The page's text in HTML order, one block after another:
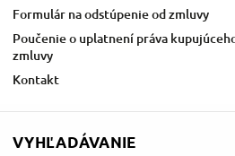
Formulár na odstúpenie od zmluvy
Poučenie o uplatnení práva
zmluvy
Kontakt
VYHĽADÁVANIE